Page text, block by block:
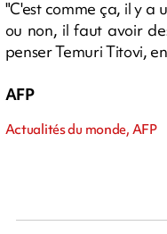
"C'est comme ça, il y a
ou non, il faut avoir
penser Temuri Titovi,
AFP
Actualités du monde, AFP